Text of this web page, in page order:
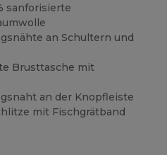
sanforisierte
an Schultern und
Brusttasche mit
an der Knopfleiste
mit Fischgrätband